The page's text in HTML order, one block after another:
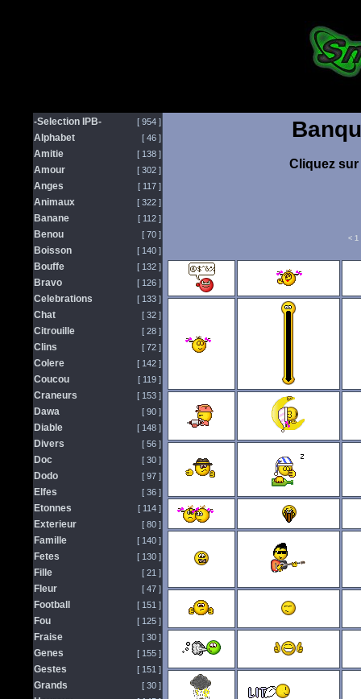
Cliquez
< 1
-Selection IPB- [ 954 ]
Alphabet [ 46 ]
Amitie [ 138 ]
Amour [ 302 ]
Anges [ 117 ]
Animaux [ 322 ]
Banane [ 112 ]
Benou [ 70 ]
Boisson [ 140 ]
Bouffe [ 132 ]
Bravo [ 126 ]
Celebrations [ 133 ]
Chat [ 32 ]
Citrouille [ 28 ]
Clins [ 72 ]
Colere [ 142 ]
Coucou [ 119 ]
Craneurs [ 153 ]
Dawa [ 90 ]
Diable [ 148 ]
Divers [ 56 ]
Doc [ 30 ]
Dodo [ 97 ]
Elfes [ 36 ]
Etonnes [ 114 ]
Exterieur [ 80 ]
Famille [ 140 ]
Fetes [ 130 ]
Fille [ 21 ]
Fleur [ 47 ]
Football [ 151 ]
Fou [ 125 ]
Fraise [ 30 ]
Genes [ 155 ]
Gestes [ 151 ]
Grands [ 30 ]